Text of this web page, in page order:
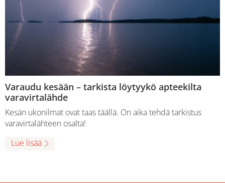
Varaudu kesään – tarkista löytyykö apteekilta
varavirtalähde
Kesän ukonilmat ovat taas täällä. On aika tehdä tarkistus
varavirtalähteen osalta!
Lue lisää